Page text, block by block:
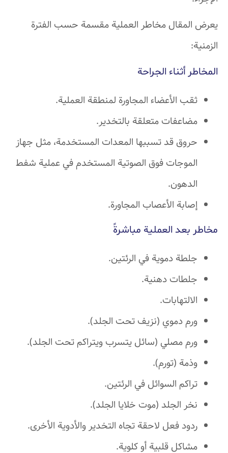
يعرض المقال مخاطر العملية مقسمة حسب الفترة
الزمنية:
المخاطر أثناء الجراحة
ثقب الأعضاء المجاورة لمنطقة العملية.
مضاعفات متعلقة بالتخدير.
حروق قد تسببها المعدات المستخدمة، مثل جهاز
الموجات فوق الصوتية المستخدم في عملية شفط
الدهون.
إصابة الأعصاب المجاورة.
مخاطر بعد العملية مباشرةً
جلطة دموية في الرئتين.
جلطات دهنية.
الالتهابات.
ورم دموي (نزيف تحت الجلد).
ورم مصلي (سائل يتسرب ويتراكم تحت الجلد).
وذمة (تورم).
تراكم السوائل في الرئتين.
نخر الجلد (موت خلايا الجلد).
ردود فعل لاحقة تجاه التخدير والأدوية الأخرى.
مشاكل قلبية أو كلوية.